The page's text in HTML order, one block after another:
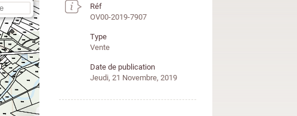
Réf
OV00-2019-7907
Type
Vente
Date de publication
Jeudi, 21 Novembre, 2019